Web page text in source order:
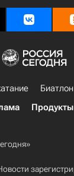
Биатлон